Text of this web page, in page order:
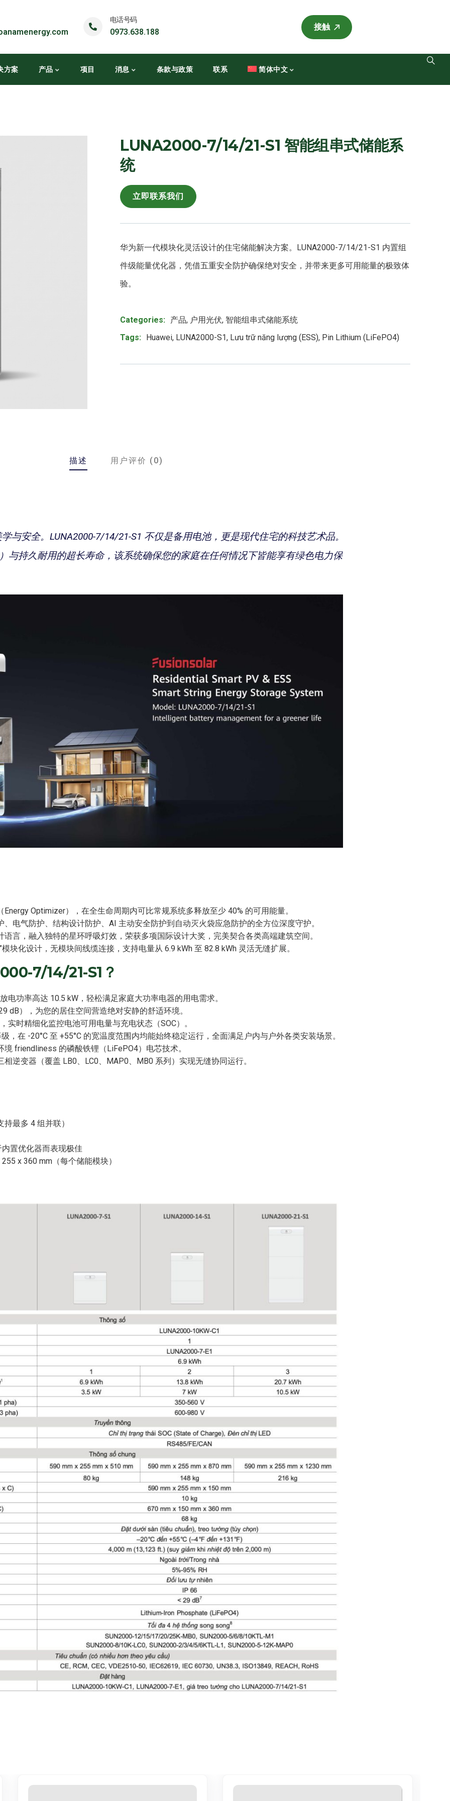
电话号码
0973.638.188
接触
方案 产品 项目 消息 条款与政策 联系 简体中文
LUNA2000-7/14/21-S1 智能组串式储能系
统
立即联系我们
华为新一代模块化灵活设计的住宅储能解决方案。LUNA2000-7/14/21-S1 内置组
件级能量优化器，凭借五重安全防护确保绝对安全，并带来更多可用能量的极致体
验。
Categories: 产品, 户用光伏, 智能组串式储能系统
Tags: Huawei, LUNA2000-S1, Lưu trữ năng lượng (ESS), Pin Lithium (LiFePO4)
描述 用户评价 (0)
与安全。LUNA2000-7/14/21-S1 不仅是备用电池，更是现代住宅的科技艺术品。
与持久耐用的超长寿命，该系统确保您的家庭在任何情况下皆能享有绿色电力保
Optimizer），在全生命周期内可比常规系统多释放至少 40% 的可用能量。
电气防护、结构设计防护、AI 主动安全防护到自动灭火袋应急防护的全方位深度守护。
言，融入独特的星环呼吸灯效，荣获多项国际设计大奖，完美契合各类高端建筑空间。
块化设计，无模块间线缆连接，支持电量从 6.9 kWh 至 82.8 kWh 灵活无缝扩展。
7/14/21-S1？
电功率高达 10.5 kW，轻松满足家庭大功率电器的用电需求。
dB），为您的居住空间营造绝对安静的舒适环境。
实时精细化监控电池可用电量与充电状态（SOC）。
，在 -20°C 至 +55°C 的宽温度范围内均能始终稳定运行，全面满足户内与户外各类安装场景。
friendliness 的磷酸铁锂（LiFePO4）电芯技术。
逆变器（覆盖 LB0、LC0、MAP0、MB0 系列）实现无缝协同运行。
最多 4 组并联）
置优化器而表现极佳
x 360 mm（每个储能模块）